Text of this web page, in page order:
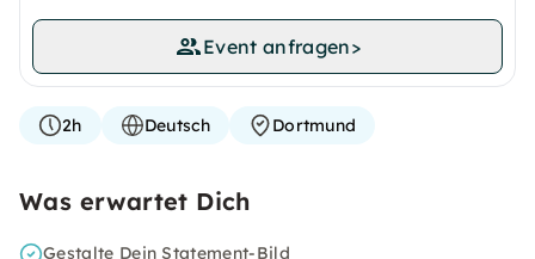
Event anfragen>
2h Deutsch Dortmund
Was erwartet Dich
Gestalte Dein Statement-Bild